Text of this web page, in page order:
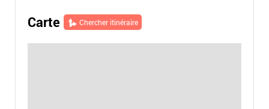
Carte Chercher itinéraire